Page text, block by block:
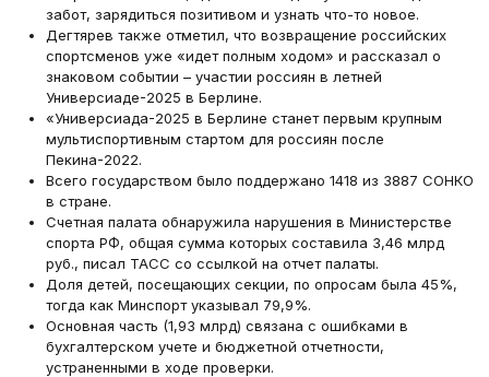
забот, зарядиться позитивом и узнать что-то новое.
Дегтярев также отметил, что возвращение российских
спортсменов уже «идет полным ходом» и рассказал о
знаковом событии – участии россиян в летней
Универсиаде-2025 в Берлине.
«Универсиада-2025 в Берлине станет первым крупным
мультиспортивным стартом для россиян после
Пекина-2022.
Всего государством было поддержано 1418 из 3887 СОНКО
в стране.
Счетная палата обнаружила нарушения в Министерстве
спорта РФ, общая сумма которых составила 3,46 млрд
руб., писал ТАСС со ссылкой на отчет палаты.
Доля детей, посещающих секции, по опросам была 45%,
тогда как Минспорт указывал 79,9%.
Основная часть (1,93 млрд) связана с ошибками в
бухгалтерском учете и бюджетной отчетности,
устраненными в ходе проверки.